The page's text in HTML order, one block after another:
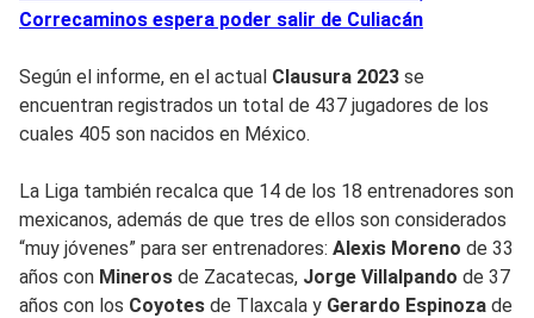
Correcaminos espera poder salir de Culiacán
Según el informe, en el actual Clausura 2023 se
encuentran registrados un total de 437 jugadores de los
cuales 405 son nacidos en México.
La Liga también recalca que 14 de los 18 entrenadores son
mexicanos, además de que tres de ellos son considerados
“muy jóvenes” para ser entrenadores: Alexis Moreno de 33
años con Mineros de Zacatecas, Jorge Villalpando de 37
años con los Coyotes de Tlaxcala y Gerardo Espinoza de